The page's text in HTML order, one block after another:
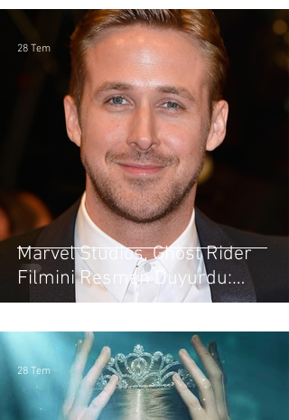
Marvel Studios, Ghost Rider
Filmini Resmen Duyurdu:
Başrolde Ryan Gosling Var
28 Tem
28 Tem